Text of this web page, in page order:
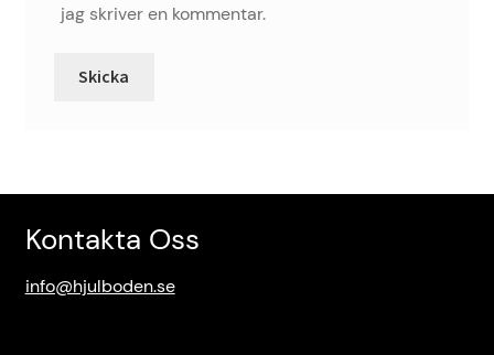
jag skriver en kommentar.
Kontakta Oss
info@hjulboden.se